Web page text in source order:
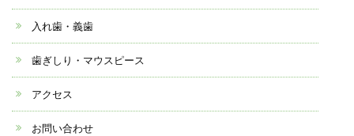
入れ歯・義歯
歯ぎしり・マウスピース
アクセス
お問い合わせ